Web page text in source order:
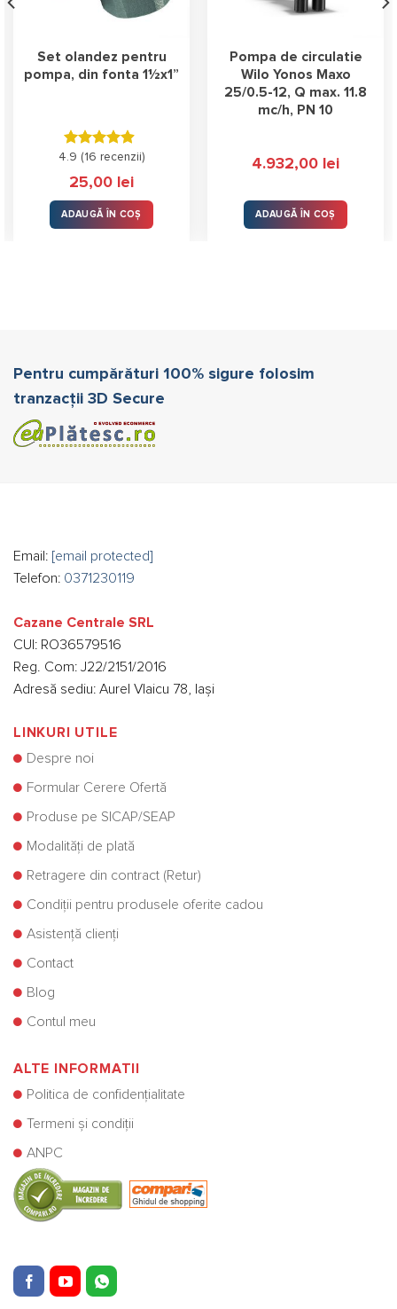
Set olandez pentru
pompa, din fonta 1½x1”
Evaluat la
din 5
4.9 (16 recenzii)
25,00 lei
ADAUGĂ ÎN COȘ
Pompa de circulatie
Wilo Yonos Maxo
25/0.5-12, Q max. 11.8
mc/h, PN 10
4.932,00 lei
ADAUGĂ ÎN COȘ
Pentru cumpărături 100% sigure folosim
tranzacții 3D Secure
Email: [email protected]
Telefon: 0371230119
Cazane Centrale SRL
CUI: RO36579516
Reg. Com: J22/2151/2016
Adresă sediu: Aurel Vlaicu 78, Iași
LINKURI UTILE
Despre noi
Formular Cerere Ofertă
Produse pe SICAP/SEAP
Modalități de plată
Retragere din contract (Retur)
Condiții pentru produsele oferite cadou
Asistență clienți
Contact
Blog
Contul meu
ALTE INFORMATII
Politica de confidențialitate
Termeni și condiții
ANPC